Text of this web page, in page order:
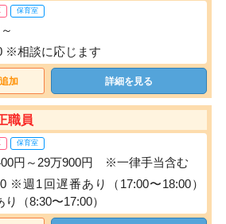
保育室
※相談に応じます
加 詳細を見る
職員
保育室
円～29万900円 ※一律手当含む
※週1回遅番あり（17:00〜18:00）
（8:30〜17:00）